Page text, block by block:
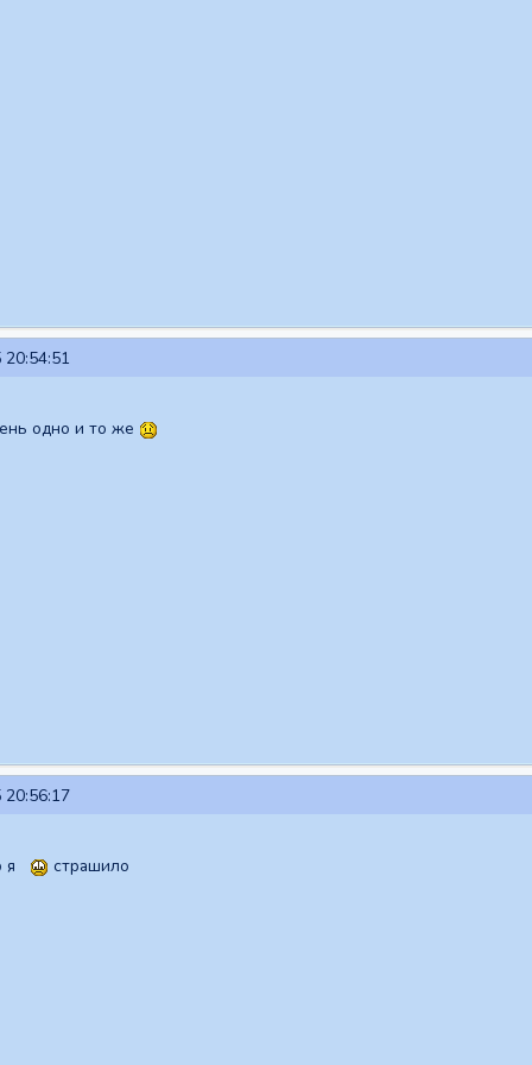
одно и то же
я
страшило